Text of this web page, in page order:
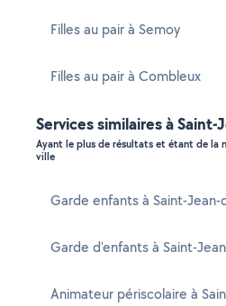
Filles au pair à Semoy
Filles au pair à Combleux
Services similaires à
Ayant le plus de résultats et étant de la
ville
Garde enfants à Saint-Jean-
Garde d'enfants à Saint-
Animateur périscolaire à